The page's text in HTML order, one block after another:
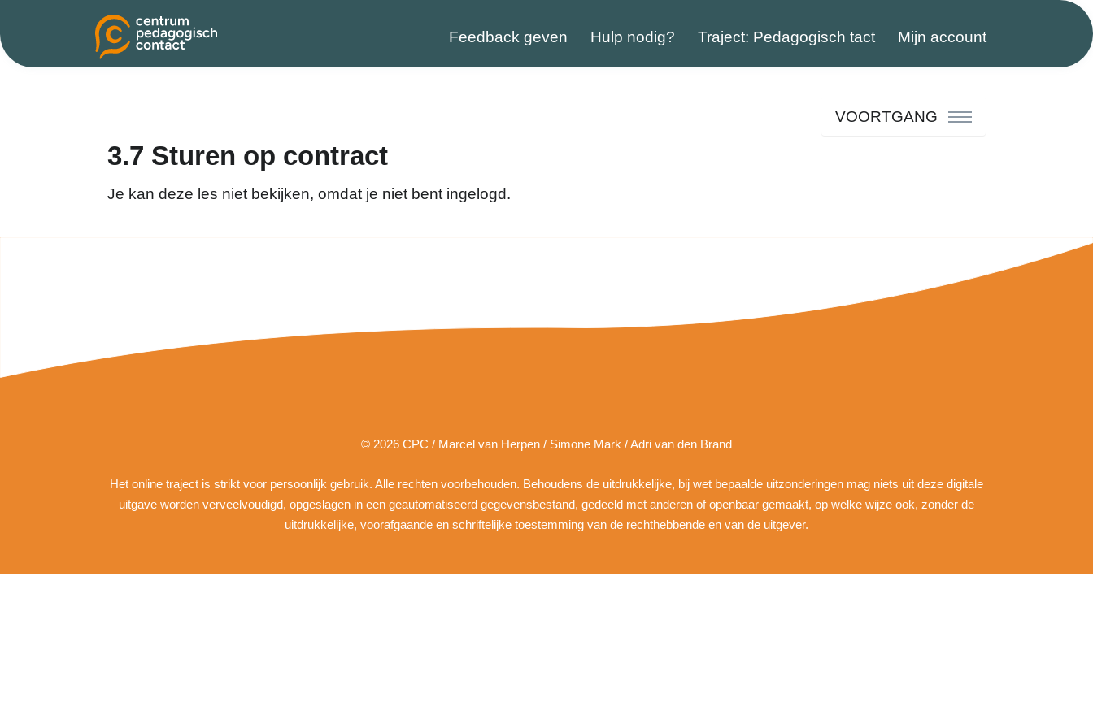
Feedback geven Hulp nodig? Traject: Pedagogisch tact Mijn account
VOORTGANG
3.7 Sturen op contract
Je kan deze les niet bekijken, omdat je niet bent ingelogd.
© 2026 CPC / Marcel van Herpen / Simone Mark / Adri van den Brand
Het online traject is strikt voor persoonlijk gebruik. Alle rechten voorbehouden. Behoudens de uitdrukkelijke, bij wet bepaalde uitzonderingen mag niets uit deze digitale
uitgave worden verveelvoudigd, opgeslagen in een geautomatiseerd gegevensbestand, gedeeld met anderen of openbaar gemaakt, op welke wijze ook, zonder de
uitdrukkelijke, voorafgaande en schriftelijke toestemming van de rechthebbende en van de uitgever.